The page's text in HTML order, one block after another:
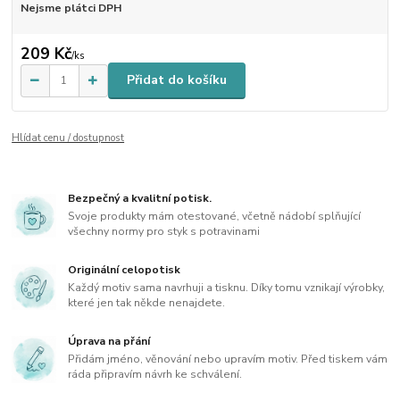
Nejsme plátci DPH
209 Kč/ks
Přidat do košíku
Hlídat cenu / dostupnost
Bezpečný a kvalitní potisk.
Svoje produkty mám otestované, včetně nádobí splňující
všechny normy pro styk s potravinami
Originální celopotisk
Každý motiv sama navrhuji a tisknu. Díky tomu vznikají výrobky,
které jen tak někde nenajdete.
Úprava na přání
Přidám jméno, věnování nebo upravím motiv. Před tiskem vám
ráda připravím návrh ke schválení.